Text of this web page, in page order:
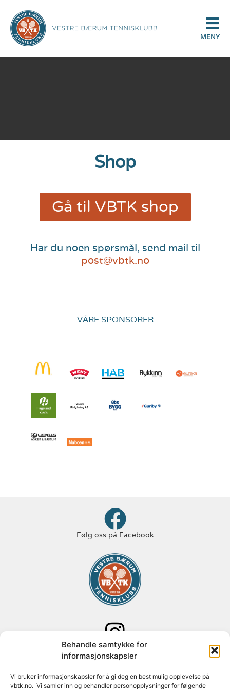
Behandle samtykke for
informasjonskapsler
Vi bruker informasjonskapsler for å gi deg en best mulig opplevelse på
vbtk.no. Vi samler inn og behandler personopplysninger for følgende
MENY
Shop
Gå til VBTK shop
Har du noen spørsmål, send mail til
post@vbtk.no
VÅRE SPONSORER
Følg oss på Facebook
Følg oss på Instagram
Adresse: Paal Bergs vei 125
1348 Rykkinn